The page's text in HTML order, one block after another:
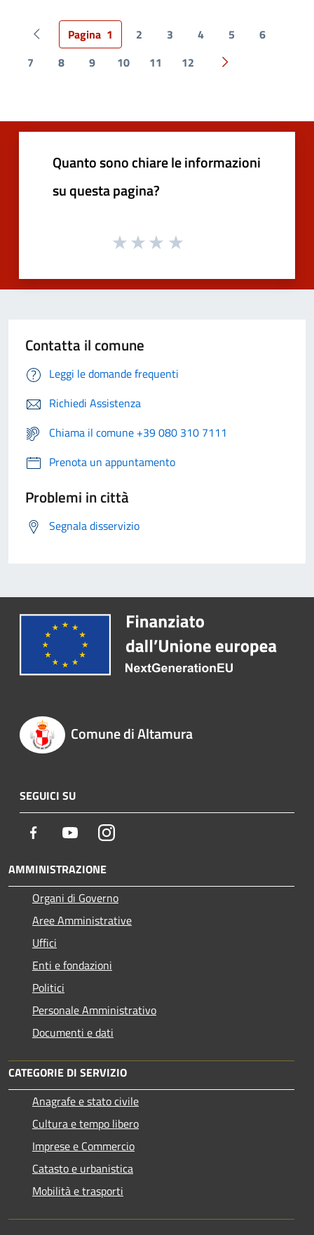
Pagina precedente
Pagina 1 2 3 4 5
6
7
8 9 10 11 12 Pagina successiva
Quanto sono chiare le informazioni
su questa pagina?
Contatta il comune
Leggi le domande frequenti
Richiedi Assistenza
Chiama il comune +39 080 310 7111
Prenota un appuntamento
Problemi in città
Segnala disservizio
Comune di Altamura
SEGUICI SU
Facebook YoutubeInstagram
AMMINISTRAZIONE
Organi di Governo
Aree Amministrative
Uffici
Enti e fondazioni
Politici
Personale Amministrativo
Documenti e dati
CATEGORIE DI SERVIZIO
Anagrafe e stato civile
Cultura e tempo libero
Imprese e Commercio
Catasto e urbanistica
Mobilità e trasporti